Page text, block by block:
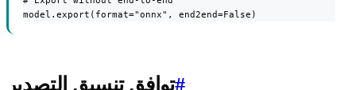
model.export(format="onnx", end2end=False)
توافق تنسيق التصدير#